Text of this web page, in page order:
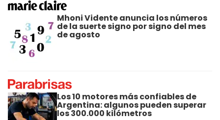
Mhoni Vidente anuncia los números
de la suerte signo por signo del mes
de agosto
Los 10 motores más confiables de
Argentina: algunos pueden superar
los 300.000 kilómetros